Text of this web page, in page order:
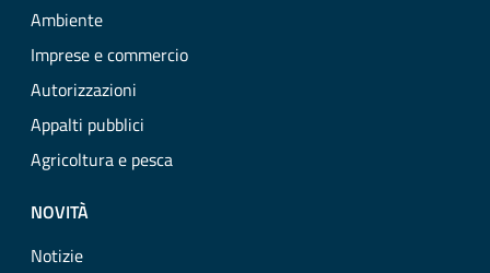
Ambiente
Imprese e commercio
Autorizzazioni
Appalti pubblici
Agricoltura e pesca
NOVITÀ
Notizie